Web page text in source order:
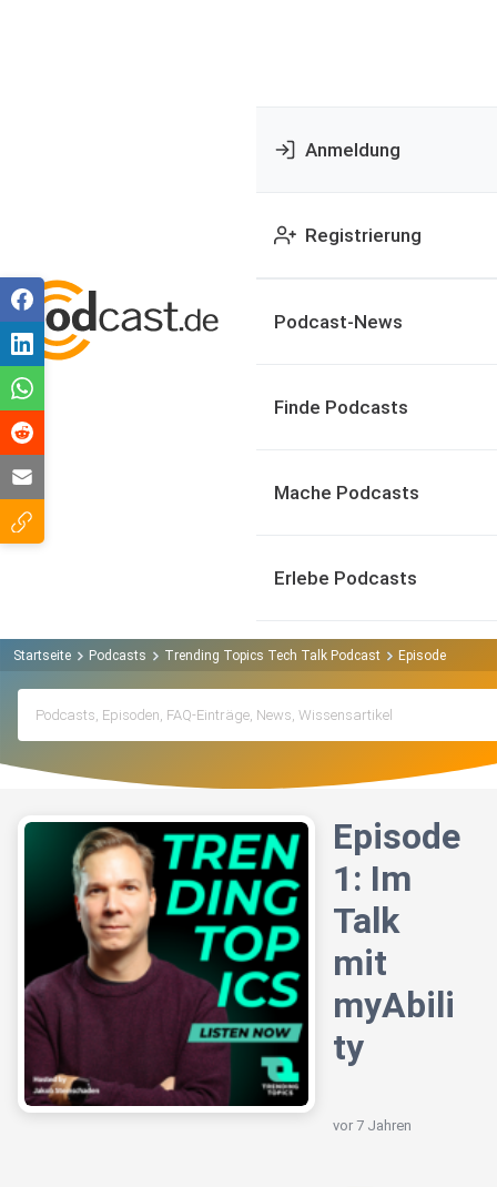
Anmeldung
Registrierung
Podcast-News
Finde Podcasts
Mache Podcasts
Erlebe Podcasts
Startseite Podcasts Trending Topics Tech Talk Podcast Episode 1: Im
Episode
1: Im
Talk
mit
myAbili
ty
vor 7 Jahren